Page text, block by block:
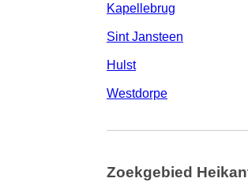
Kapellebrug
Sint Jansteen
Hulst
Westdorpe
Zoekgebied